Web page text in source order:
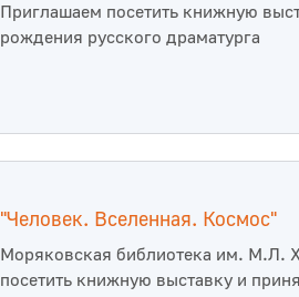
Приглашаем посетить книжную
рождения русского драматурга
"Человек. Вселенная. Космос"
Моряковская библиотека им. М.Л.
посетить книжную выставку и